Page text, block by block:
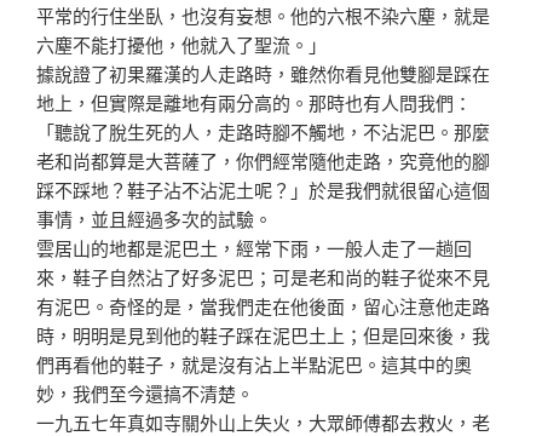
平常的行住坐臥，也沒有妄想。他的六根不染六塵，就是
六塵不能打擾他，他就入了聖流。」
據說證了初果羅漢的人走路時，雖然你看見他雙腳是踩在
地 上，但實際是離地有兩分高的。那時也有人問我們：
「聽說了脫生死的人，走路時腳不觸地，不沾泥巴。那麼
老和尚都算是大菩薩了，你們經常隨他走路，究竟他的腳
踩不踩地？鞋子沾不沾泥土呢？」於是我們就很留心這個
事情，並且經過多次的試驗。
雲居山的地都是泥巴土，經常下雨，一般人走了一趟回
來， 鞋子自然沾了好多泥巴；可是老和尚的鞋子從來不見
有泥巴 。奇怪的是，當我們走在他後面，留心注意他走路
時，明明是見到他的鞋子踩在泥巴土上；但是回來後，我
們再看他的鞋子，就是沒有沾上半點泥巴。這其中的奧
妙，我們至今還搞不清楚。
一九五七年真如寺關外山上失火，大眾師傅都去救火，老